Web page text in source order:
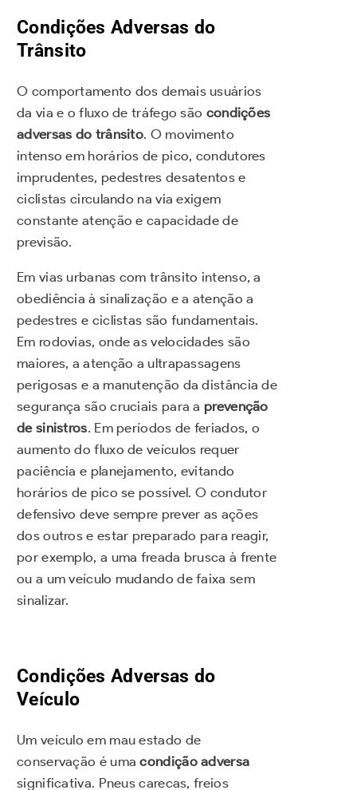
Condições Adversas do
Trânsito
O comportamento dos demais usuários
da via e o fluxo de tráfego são condições
adversas do trânsito. O movimento
intenso em horários de pico, condutores
imprudentes, pedestres desatentos e
ciclistas circulando na via exigem
constante atenção e capacidade de
previsão.
Em vias urbanas com trânsito intenso, a
obediência à sinalização e a atenção a
pedestres e ciclistas são fundamentais.
Em rodovias, onde as velocidades são
maiores, a atenção a ultrapassagens
perigosas e a manutenção da distância de
segurança são cruciais para a prevenção
de sinistros. Em períodos de feriados, o
aumento do fluxo de veículos requer
paciência e planejamento, evitando
horários de pico se possível. O condutor
defensivo deve sempre prever as ações
dos outros e estar preparado para reagir,
por exemplo, a uma freada brusca à frente
ou a um veículo mudando de faixa sem
sinalizar.
Condições Adversas do
Veículo
Um veículo em mau estado de
conservação é umacondição adversa
significativa. Pneus carecas, freios